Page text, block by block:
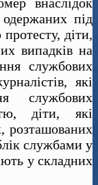
одержаних під
діти,
випадків на
службових
які
службових
діти, які
розташованих
службами у
у складних